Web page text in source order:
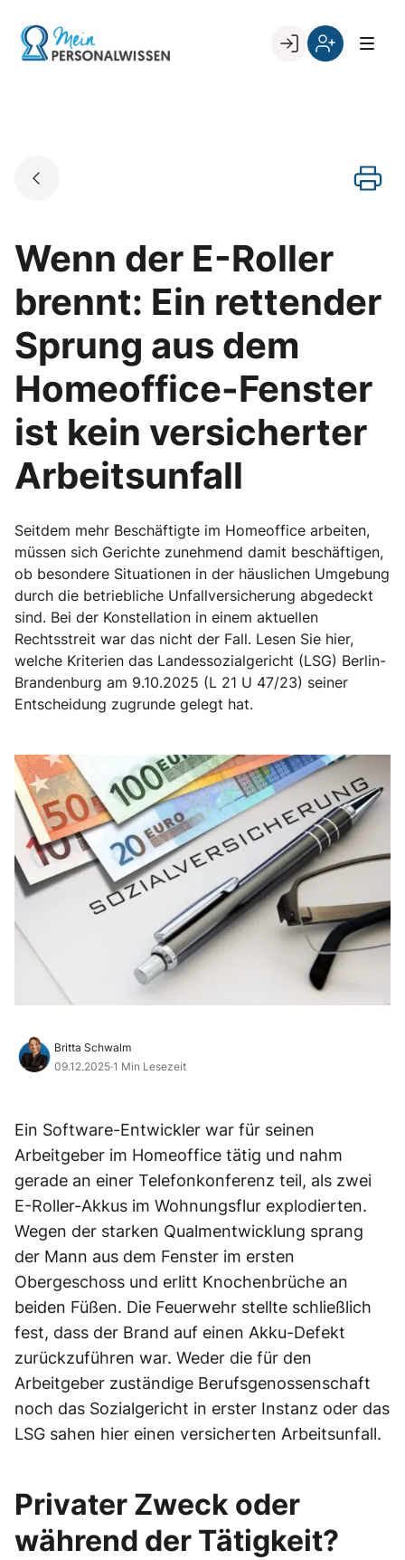
content
Go to landing page.
Wenn der E-Roller
brennt: Ein rettender
Sprung aus dem
Homeoffice-Fenster
ist kein versicherter
Arbeitsunfall
Seitdem mehr Beschäftigte im Homeoffice arbeiten,
müssen sich Gerichte zunehmend damit beschäftigen,
ob besondere Situationen in der häuslichen Umgebung
durch die betriebliche Unfallversicherung abgedeckt
sind. Bei der Konstellation in einem aktuellen
Rechtsstreit war das nicht der Fall. Lesen Sie hier,
welche Kriterien das Landessozialgericht (LSG) Berlin-
Brandenburg am 9.10.2025 (L 21 U 47/23) seiner
Entscheidung zugrunde gelegt hat.
Britta Schwalm
09.12.2025·1 Min Lesezeit
Ein Software-Entwickler war für seinen
Arbeitgeber im Homeoffice tätig und nahm
gerade an einer Telefonkonferenz teil, als zwei
E-Roller-Akkus im Wohnungsflur explodierten.
Wegen der starken Qualmentwicklung sprang
der Mann aus dem Fenster im ersten
Obergeschoss und erlitt Knochenbrüche an
beiden Füßen. Die Feuerwehr stellte schließlich
fest, dass der Brand auf einen Akku-Defekt
zurückzuführen war. Weder die für den
Arbeitgeber zuständige Berufsgenossenschaft
noch das Sozialgericht in erster Instanz oder das
LSG sahen hier einen versicherten Arbeitsunfall.
Privater Zweck oder
während der Tätigkeit?